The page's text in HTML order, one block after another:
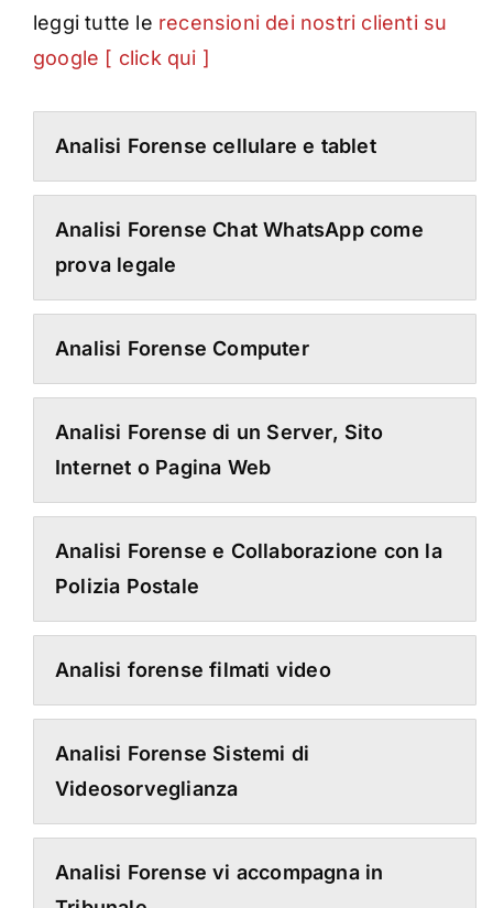
leggi tutte le recensioni dei nostri clienti su
google [ click qui ]
Analisi Forense cellulare e tablet
Analisi Forense Chat WhatsApp come
prova legale
Analisi Forense Computer
Analisi Forense di un Server, Sito
Internet o Pagina Web
Analisi Forense e Collaborazione con la
Polizia Postale
Analisi forense filmati video
Analisi Forense Sistemi di
Videosorveglianza
Analisi Forense vi accompagna in